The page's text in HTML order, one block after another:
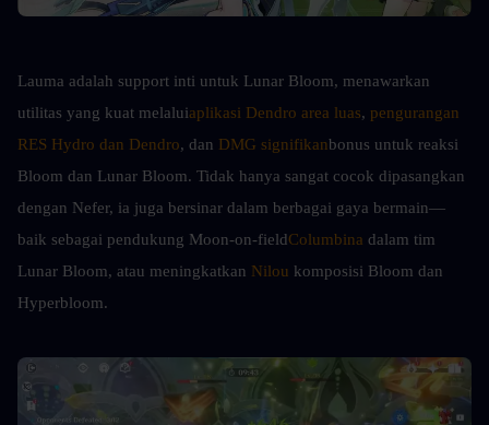
Lauma adalah support inti untuk Lunar Bloom, menawarkan
utilitas yang kuat melaluiaplikasi Dendro area luas, pengurangan
RES Hydro dan Dendro, dan DMG signifikanbonus untuk reaksi
Bloom dan Lunar Bloom. Tidak hanya sangat cocok dipasangkan
dengan Nefer, ia juga bersinar dalam berbagai gaya bermain—
baik sebagai pendukung Moon-on-fieldColumbina dalam tim
Lunar Bloom, atau meningkatkan Nilou komposisi Bloom dan
Hyperbloom.